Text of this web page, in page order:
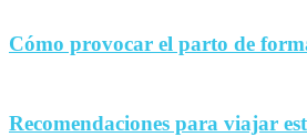
Cómo provocar el parto de
Recomendaciones para viajar